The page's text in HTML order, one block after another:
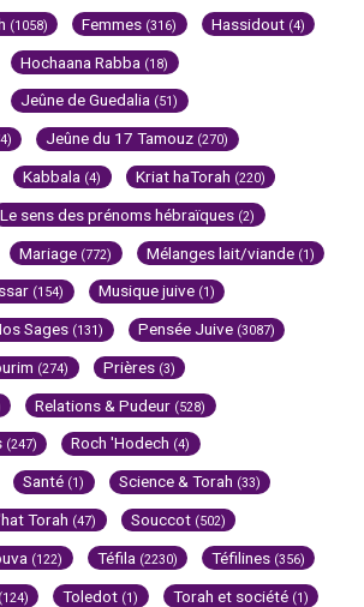
(1058) Femmes (316) Hassidout (4)
Hochaana Rabba (18)
Jeûne de Guedalia (51)
Jeûne du 17 Tamouz (270)
Kabbala (4) Kriat haTorah (220)
Le sens des prénoms hébraïques (2)
Mariage (772) Mélanges lait/viande (1)
(154) Musique juive (1)
Sages (131) Pensée Juive (3087)
(274) Prières (3)
Relations & Pudeur (528)
(247) Roch 'Hodech (4)
Santé (1) Science & Torah (33)
Torah (47) Souccot (502)
(122) Téfila (2230) Téfilines (356)
(124) Toledot (1) Torah et société (1)